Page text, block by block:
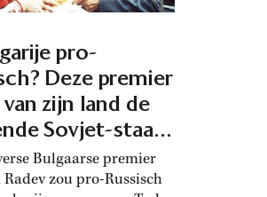
pro-
Deze premier
zijn land de
Sovjet-staat
Bulgaarse premier
Radev zou pro-Russisch